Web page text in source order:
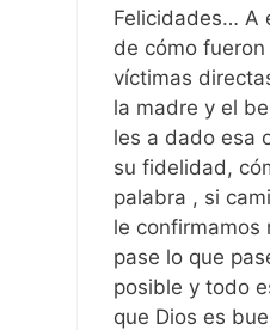
Felicidades… A
de cómo
víctimas
la madre y el
les a dado esa
su fidelidad,
palabra , si
le confirmamos
pase lo que
posible y todo
que Dios es